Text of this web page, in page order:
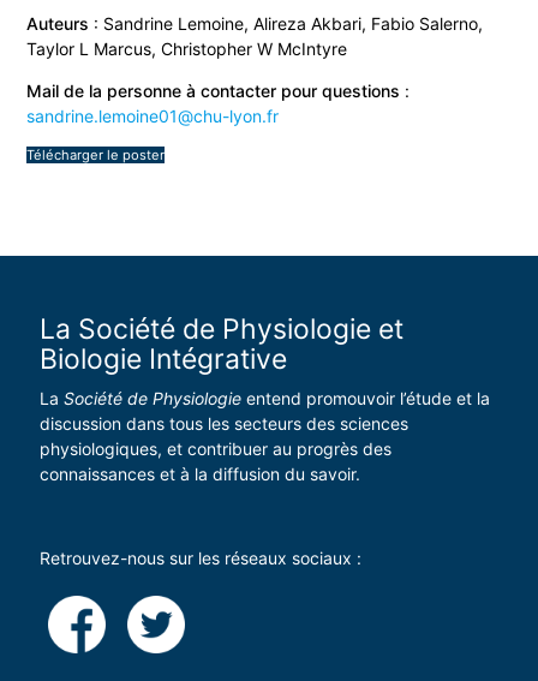
Auteurs : Sandrine Lemoine, Alireza Akbari, Fabio Salerno,
Taylor L Marcus, Christopher W McIntyre
Mail de la personne à contacter pour questions :
sandrine.lemoine01@chu-lyon.fr
Télécharger le poster
La Société de Physiologie et
Biologie Intégrative
La Société de Physiologieentend promouvoir l’étude et la
discussion dans tous les secteurs des sciences
physiologiques, et contribuer au progrès des
connaissances et à la diffusion du savoir.
Retrouvez-nous sur les réseaux sociaux :